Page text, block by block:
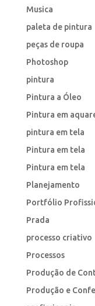
Musica
paleta de pintura
peças de roupa
Photoshop
pintura
Pintura a Óleo
Pintura em
pintura em tela
Pintura em tela
Pintura em tela
Planejamento
Portfólio
Prada
processo criativo
Processos
Produção de
Produção e